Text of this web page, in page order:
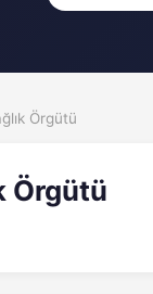
Örgütü
Örgütü